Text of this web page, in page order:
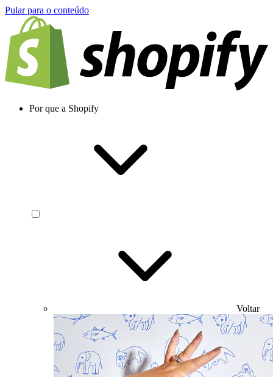
Pular para o conteúdo
Por que a Shopify
Voltar